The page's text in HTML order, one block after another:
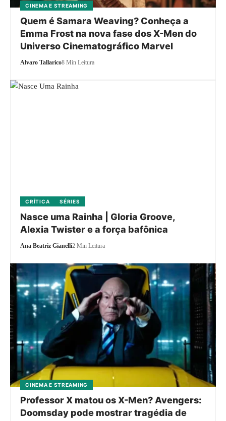
CINEMA E STREAMING
Quem é Samara Weaving? Conheça a
Emma Frost na nova fase dos X-Men do
Universo Cinematográfico Marvel
Alvaro Tallarico8 Min Leitura
CRÍTICA SÉRIES
Nasce uma Rainha | Gloria Groove,
Alexia Twister e a força bafônica
Ana Beatriz Gianelli2 Min Leitura
CINEMA E STREAMING
Professor X matou os X-Men? Avengers:
Doomsday pode mostrar tragédia de